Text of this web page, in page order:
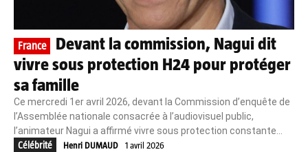
France
Devant la commission, Nagui dit
vivre sous protection H24 pour protéger
sa famille
Ce mercredi 1er avril 2026, devant la Commission d’enquête de
l’Assemblée nationale consacrée à l’audiovisuel public,
l’animateur Nagui a affirmé vivre sous protection constante...
Célébrité
Henri DUMAUD 1 avril 2026